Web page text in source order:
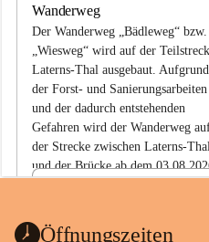
Wanderweg
Der Wanderweg „Bädleweg“ bzw.
„Wiesweg“ wird auf der
Laterns-Thal ausgebaut. Aufgrund
der Forst- und Sanierungsarbeiten
und der dadurch entstehenden
Gefahren wird der Wanderweg
der Strecke zwischen Laterns-
und der Brücke ab dem
ht
Öffnungszeiten